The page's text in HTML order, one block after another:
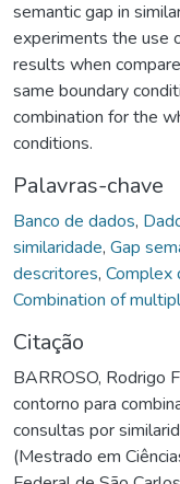
semantic gap in
experiments the use
results when
same boundary
combination for the
conditions.
Palavras-chave
Banco de dados,
similaridade, Gap
descritores, Complex
Combination of
Citação
BARROSO, Rodrigo
contorno para
consultas por
(Mestrado em